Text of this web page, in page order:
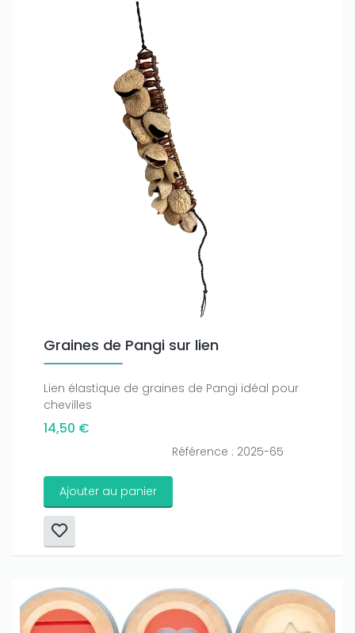
Graines de Pangi sur lien
Lien élastique de graines de Pangi idéal pour
chevilles
14,50 €
Référence : 2025-65
Ajouter au panier